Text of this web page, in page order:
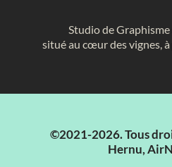
Studio de
situé au cœur des vignes,
©2021-2026. Tous
Hernu,